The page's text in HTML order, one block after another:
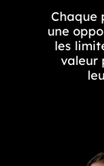
Chaque
une
les
valeur